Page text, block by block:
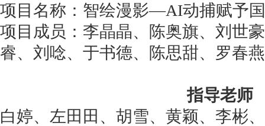
项目名称：智绘漫影—AI动捕赋予
项目成员：李晶晶、陈奥旗、刘世
睿、刘唸、于书德、陈思甜、罗春
指导老师
白婷、左田田、胡雪、黄颖、李彬